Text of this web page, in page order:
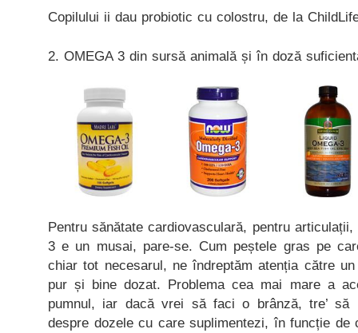
Copilului ii dau probiotic cu colostru, de la
2. OMEGA 3 din sursă animală și în doză
Pentru sănătate cardiovasculară, pentru
3 e un musai, pare-se. Cum peștele gras pe
chiar tot necesarul, ne îndreptăm atenția către
pur și bine dozat. Problema cea mai mare a
pumnul, iar dacă vrei să faci o brânză, tre’
despre dozele cu care suplimentezi, în funcție